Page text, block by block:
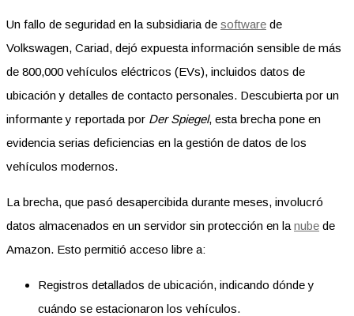
Un fallo de seguridad en la subsidiaria de software de
Volkswagen, Cariad, dejó expuesta información sensible de más
de 800,000 vehículos eléctricos (EVs), incluidos datos de
ubicación y detalles de contacto personales. Descubierta por un
informante y reportada por Der Spiegel, esta brecha pone en
evidencia serias deficiencias en la gestión de datos de los
vehículos modernos.
La brecha, que pasó desapercibida durante meses, involucró
datos almacenados en un servidor sin protección en la nube de
Amazon. Esto permitió acceso libre a:
Registros detallados de ubicación, indicando dónde y
cuándo se estacionaron los vehículos.